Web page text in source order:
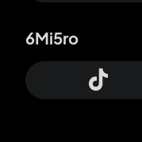
6Mi5ro